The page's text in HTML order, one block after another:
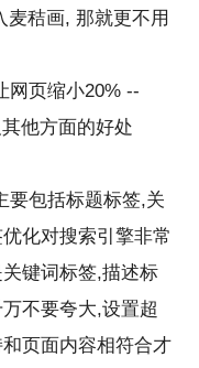
麦秸画, 那就更不用
网页缩小20% --
他方面的好处
要包括标题标签,关
化对搜索引擎非常
键词标签,描述标
不要夸大,设置超
页面内容相符合才